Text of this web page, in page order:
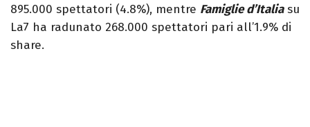
895.000 spettatori (4.8%), mentre Famiglie d’Italiasu
La7 ha radunato 268.000 spettatori pari all’1.9% di
share.